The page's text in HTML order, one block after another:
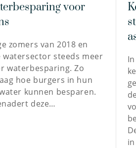
voor
zomers van 2018 en
watersector steeds meer
waterbesparing. Zo
hoe burgers in hun
kunnen besparen.
deze…